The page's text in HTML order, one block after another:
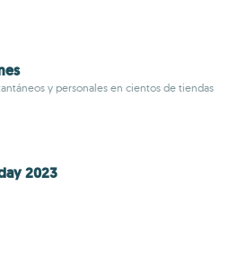
y personales en cientos de tiendas
2023